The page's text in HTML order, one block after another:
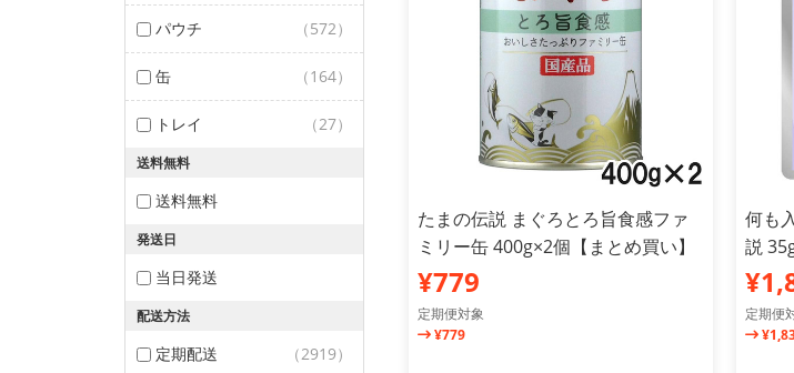
パウチ （572）
缶 （164）
トレイ （27）
送料無料
送料無料
発送日
当日発送
配送方法
定期配送 （2919）
たまの伝説 まぐろとろ旨食感ファ
ミリー缶 400g×2個【まとめ買い】
¥779
定期便対象
¥779
何も
説
定期便